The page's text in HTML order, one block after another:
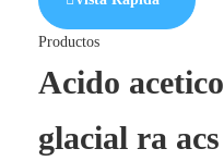
Productos
Acido acetico
glacial ra acs